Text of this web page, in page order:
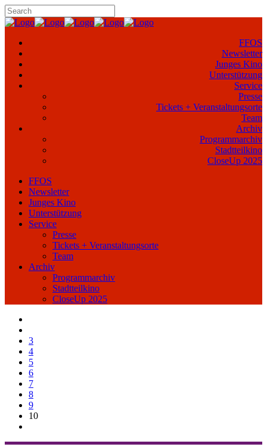
FFOS
Newsletter
Junges Kino
Unterstützung
Service
Presse
Tickets + Veranstaltungsorte
Team
Archiv
Programmarchiv
Stadtteilkino
CloseUp 2025
FFOS
Newsletter
Junges Kino
Unterstützung
Service
Presse
Tickets + Veranstaltungsorte
Team
Archiv
Programmarchiv
Stadtteilkino
CloseUp 2025
3
4
5
6
7
8
9
10